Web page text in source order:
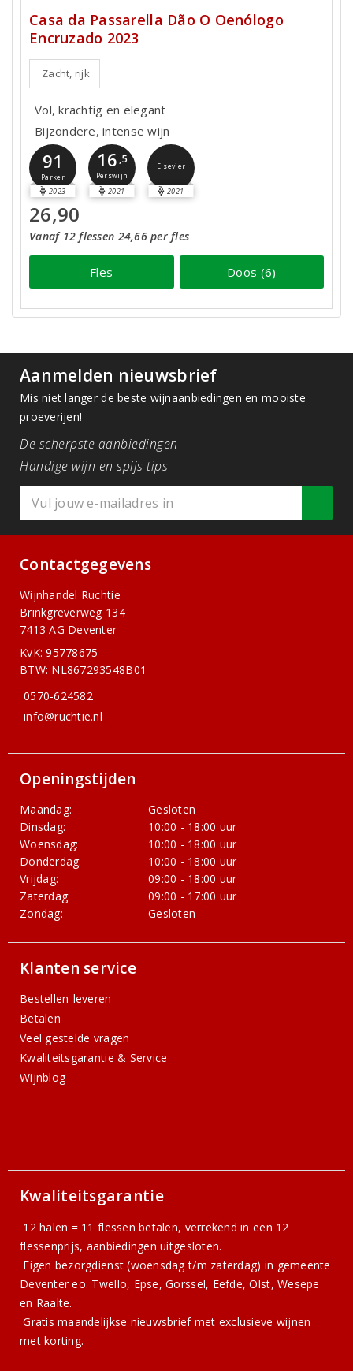
Casa da Passarella Dão O Oenólogo
Encruzado 2023
Zacht, rijk
Vol, krachtig en elegant
Bijzondere, intense wijn
91
Parker
2023
16 ,5
Perswijn
2021
Elsevier
2021
26,90
Vanaf 12 flessen 24,66 per fles
Fles Doos (6)
Aanmelden nieuwsbrief
Mis niet langer de beste wijnaanbiedingen en mooiste
proeverijen!
De scherpste aanbiedingen
Handige wijn en spijs tips
Contactgegevens
Wijnhandel Ruchtie
Brinkgreverweg 134
7413 AG Deventer
KvK: 95778675
BTW: NL867293548B01
0570-624582
info@ruchtie.nl
Openingstijden
Maandag:
Gesloten
Dinsdag:
10:00 - 18:00 uur
Woensdag:
10:00 - 18:00 uur
Donderdag:
10:00 - 18:00 uur
Vrijdag:
09:00 - 18:00 uur
Zaterdag:
09:00 - 17:00 uur
Zondag:
Gesloten
Klanten service
Bestellen-leveren
Betalen
Veel gestelde vragen
Kwaliteitsgarantie & Service
Wijnblog
Kwaliteitsgarantie
12 halen = 11 flessen betalen, verrekend in een 12
flessenprijs, aanbiedingen uitgesloten.
Eigen bezorgdienst (woensdag t/m zaterdag) in gemeente
Deventer eo. Twello, Epse, Gorssel, Eefde, Olst, Wesepe
en Raalte.
Gratismaandelijkse nieuwsbriefmet exclusieve wijnen
met korting.